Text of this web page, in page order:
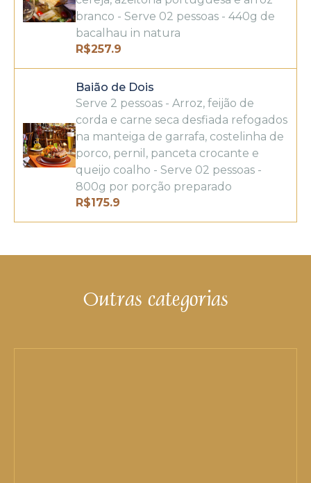
branco - Serve 02 pessoas - 440g de
bacalhau in natura
R$257.9
Baião de Dois
Serve 2 pessoas - Arroz, feijão de
corda e carne seca desfiada refogados
na manteiga de garrafa, costelinha de
porco, pernil, panceta crocante e
queijo coalho - Serve 02 pessoas -
800g por porção preparado
R$175.9
Outras categorias